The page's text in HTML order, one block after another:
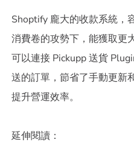
Shoptify 龐大的收款系統，
消費卷的攻勢下，能獲取更
可以連接 Pickupp 送貨
送的訂單，節省了手動更新
提升營運效率。